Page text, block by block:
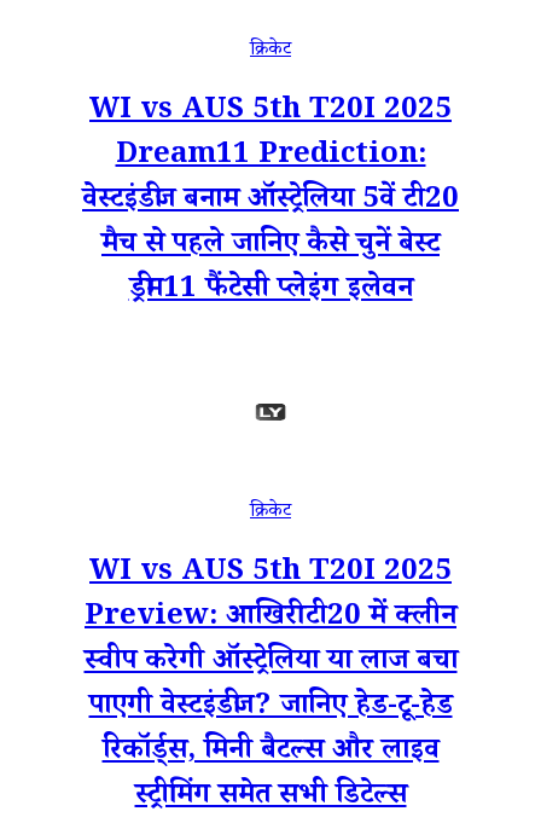
क्रिकेट
WI vs AUS 5th T20I 2025
Dream11 Prediction:
वेस्टइंडीज बनाम ऑस्ट्रेलिया 5वें टी20
मैच से पहले जानिए कैसे चुनें बेस्ट
ड्रीम11 फैंटेसी प्लेइंग इलेवन
क्रिकेट
WI vs AUS 5th T20I 2025
Preview: आखिरी टी20 में क्लीन
स्वीप करेगी ऑस्ट्रेलिया या लाज बचा
पाएगी वेस्टइंडीज? जानिए हेड-टू-हेड
रिकॉर्ड्स, मिनी बैटल्स और लाइव
स्ट्रीमिंग समेत सभी डिटेल्स